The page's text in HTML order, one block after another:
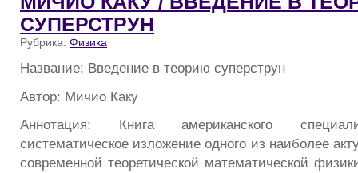
СУПЕРСТРУН
Рубрика: Физика
Название: Введение в теорию суперструн
Автор: Мичио Каку
Аннотация: Книга американского
систематическое изложение одного из наиболее
современной теоретической математической